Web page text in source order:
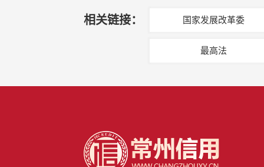
相关链接： 国家发展改革委
最高法